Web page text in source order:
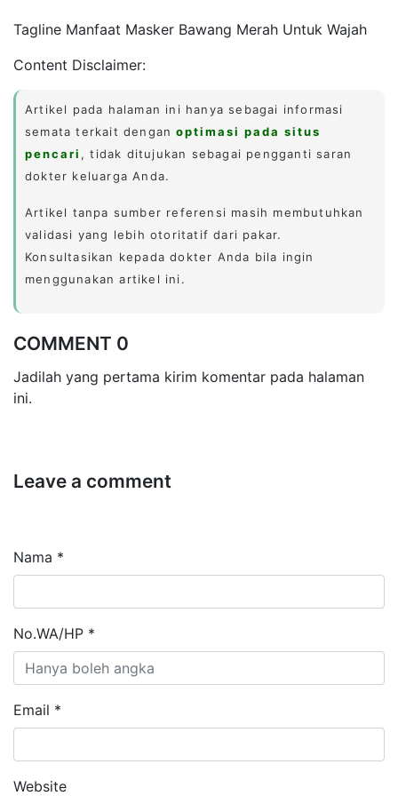
Tagline Manfaat Masker Bawang Merah Untuk Wajah
Content Disclaimer:
Artikel pada halaman ini hanya sebagai informasi
semata terkait denganoptimasi pada situs
pencari , tidak ditujukan sebagai pengganti saran
dokter keluarga Anda.
Artikel tanpa sumber referensi masih membutuhkan
validasi yang lebih otoritatif dari pakar.
Konsultasikan kepada dokter Anda bila ingin
menggunakan artikel ini.
COMMENT 0
Jadilah yang pertama kirim komentar pada halaman
ini.
Leave a comment
Nama *
No.WA/HP *
Email *
Website